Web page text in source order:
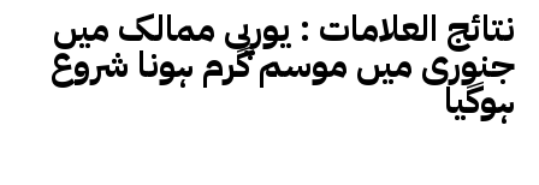
نتائج العلامات : یورپی ممالک میں
جنوری میں موسم گرم ہونا شروع
ہوگیا